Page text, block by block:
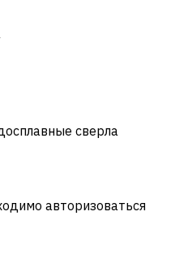
сверла
авторизоваться